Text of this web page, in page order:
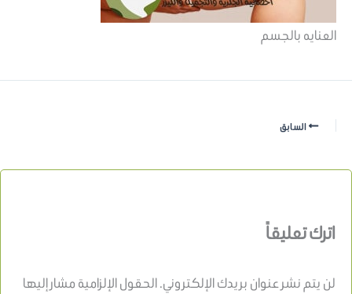
العنايه بالجسم
السابق
اترك تعليقاً
لن يتم نشر عنوان بريدك الإلكتروني.الحقول الإلزامية مشار إليها